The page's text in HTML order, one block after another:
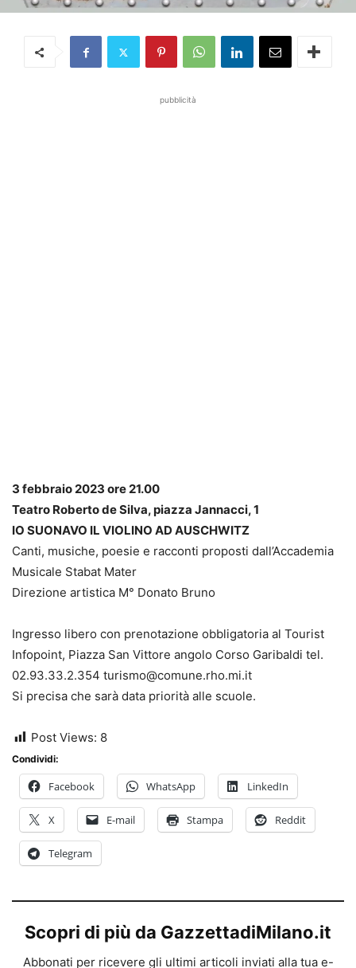
pubblicità
3 febbraio 2023 ore 21.00
Teatro Roberto de Silva, piazza Jannacci, 1
IO SUONAVO IL VIOLINO AD AUSCHWITZ
Canti, musiche, poesie e racconti proposti dall’Accademia
Musicale Stabat Mater
Direzione artistica M° Donato Bruno
Ingresso libero con prenotazione obbligatoria al Tourist
Infopoint, Piazza San Vittore angolo Corso Garibaldi tel.
02.93.33.2.354 turismo@comune.rho.mi.it
Si precisa che sarà data priorità alle scuole.
Post Views: 8
Condividi:
Facebook WhatsApp LinkedIn
X E-mail Stampa Reddit
Telegram
Scopri di più da GazzettadiMilano.it
Abbonati per ricevere gli ultimi articoli inviati alla tua e-